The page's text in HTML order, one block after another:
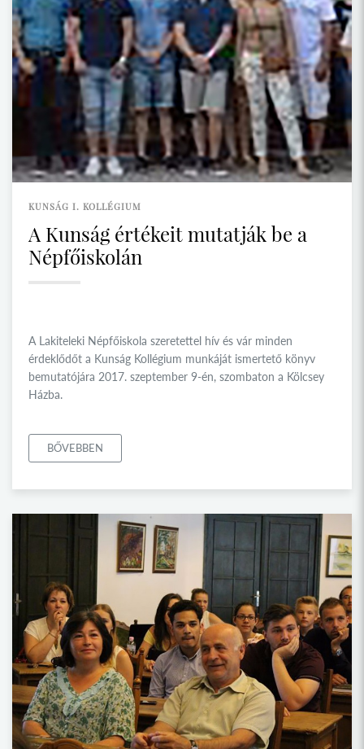
KUNSÁG I. KOLLÉGIUM
A Kunság értékeit mutatják be a
Népfőiskolán
A Lakiteleki Népfőiskola szeretettel hív és vár minden
érdeklődőt a Kunság Kollégium munkáját ismertető könyv
bemutatójára 2017. szeptember 9-én, szombaton a Kölcsey
Házba.
BŐVEBBEN